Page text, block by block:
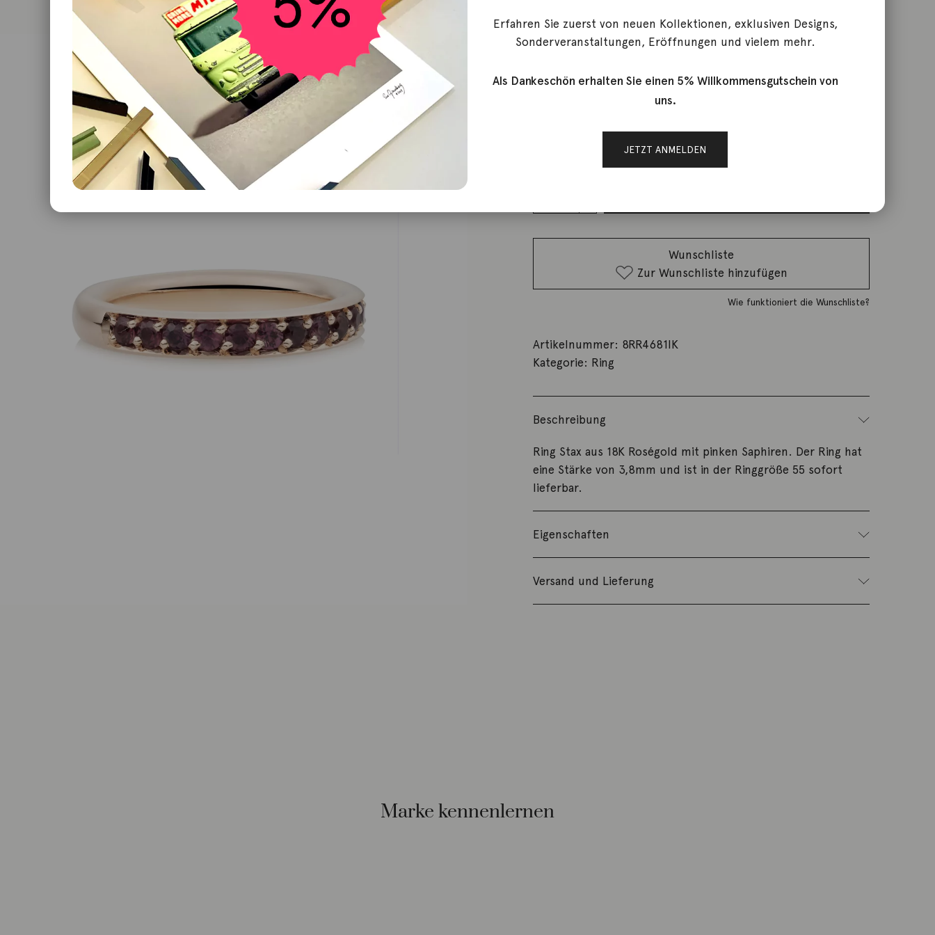
Bron
Ring Stax Saphir pink
Lieferzeit: ca. 2-3 Werktage
Wunschliste
Zur Wunschliste hinzufügen
Wie funktioniert die Wunschliste?
Artikelnummer: 8RR4681IK
Kategorie: Ring
Beschreibung
Ring Stax aus 18K Roségold mit pinken Saphiren. Der Ring hat
eine Stärke von 3,8mm und ist in der Ringgröße 55 sofort
lieferbar.
Eigenschaften
Versand und Lieferung
Marke kennenlernen
Erfahren Sie zuerst von neuen Kollektionen, exklusiven Designs,
Sonderveranstaltungen, Eröffnungen und vielem mehr.
Als Dankeschön erhalten Sie einen 5% Willkommensgutschein von
uns.
JETZT ANMELDEN